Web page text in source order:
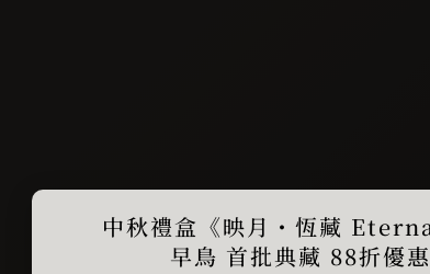
中秋禮盒《映月・恆藏
早鳥 首批典藏 88折優